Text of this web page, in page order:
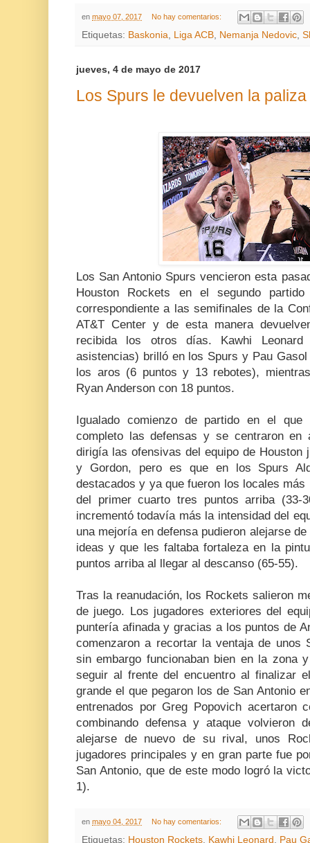
en mayo 07, 2017 No hay comentarios:
Etiquetas: Baskonia, Liga ACB, Nemanja Nedovic,
jueves, 4 de mayo de 2017
Los Spurs le devuelven la
Los San Antonio Spurs vencieron esta
Houston Rockets en el segundo
correspondiente a las semifinales de la
AT&T Center y de esta manera
recibida los otros días. Kawhi
asistencias) brilló en los Spurs y Pau
los aros (6 puntos y 13 rebotes),
Ryan Anderson con 18 puntos.
Igualado comienzo de partido en el que
completo las defensas y se centraron en
dirigía las ofensivas del equipo de Houston
y Gordon, pero es que en los Spurs
destacados y ya que fueron los locales
del primer cuarto tres puntos arriba (33-
incrementó todavía más la intensidad del
una mejoría en defensa pudieron alejarse
ideas y que les faltaba fortaleza en la
puntos arriba al llegar al descanso (65-55).
Tras la reanudación, los Rockets salieron
de juego. Los jugadores exteriores del
puntería afinada y gracias a los puntos de
comenzaron a recortar la ventaja de unos
sin embargo funcionaban bien en la zona
seguir al frente del encuentro al finalizar
grande el que pegaron los de San Antonio
entrenados por Greg Popovich acertaron
combinando defensa y ataque volvieron
alejarse de nuevo de su rival, unos
jugadores principales y en gran parte fue
San Antonio, que de este modo logró la
1).
en mayo 04, 2017 No hay comentarios:
Etiquetas: Houston Rockets, Kawhi Leonard , Pau